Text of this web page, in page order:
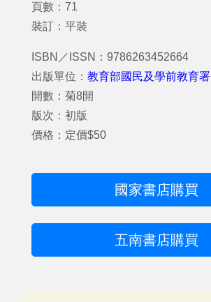
頁數：71
裝訂：平裝
ISBN／ISSN：9786263452664
出版單位： 教育部國民及學前教育署
開數：菊8開
版次：初版
價格：定價$50
國家書店購買
五南書店購買